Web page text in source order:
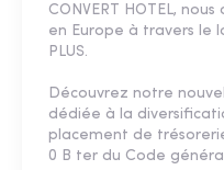
CONVERT HOTEL,
en Europe à travers le
PLUS.
Découvrez notre
dédiée à la
placement de
0 B ter du Code